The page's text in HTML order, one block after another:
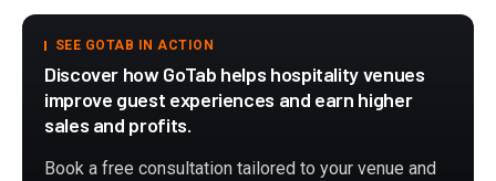
SEE GOTAB IN ACTION
Discover how GoTab helps hospitality venues
improve guest experiences and earn higher
sales and profits.
Book a free consultation tailored to your venue and